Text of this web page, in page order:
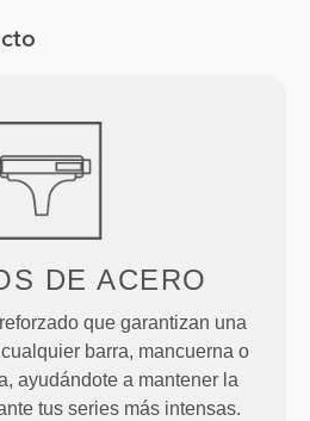
DE ACERO
que garantizan una
barra, mancuerna o
ayudándote a mantener la
tus series más intensas.